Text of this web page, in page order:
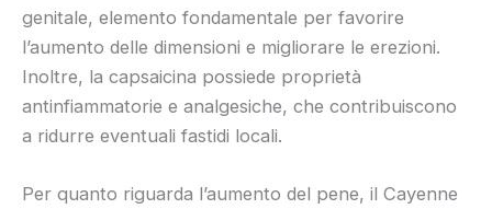
genitale, elemento fondamentale per favorire
l’aumento delle dimensioni e migliorare le erezioni.
Inoltre, la capsaicina possiede proprietà
antinfiammatorie e analgesiche, che contribuiscono
a ridurre eventuali fastidi locali.
Per quanto riguarda l’aumento del pene, il Cayenne